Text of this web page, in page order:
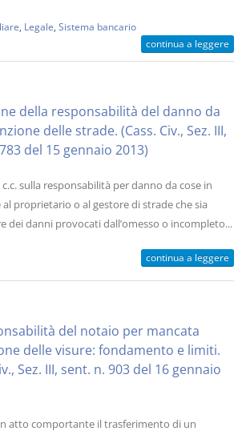
Legale Sistema bancario
continua a leggere
della responsabilità del danno da
delle strade. (Cass. Civ., Sez. III,
del 15 gennaio 2013)
c.c. sulla responsabilità per danno da cose in
proprietario o al gestore di strade che sia
dei danni provocati dall’omesso o incompleto...
continua a leggere
del notaio per mancata
delle visure: fondamento e limiti.
Sez. III, sent. n. 903 del 16 gennaio
atto comportante il trasferimento di un